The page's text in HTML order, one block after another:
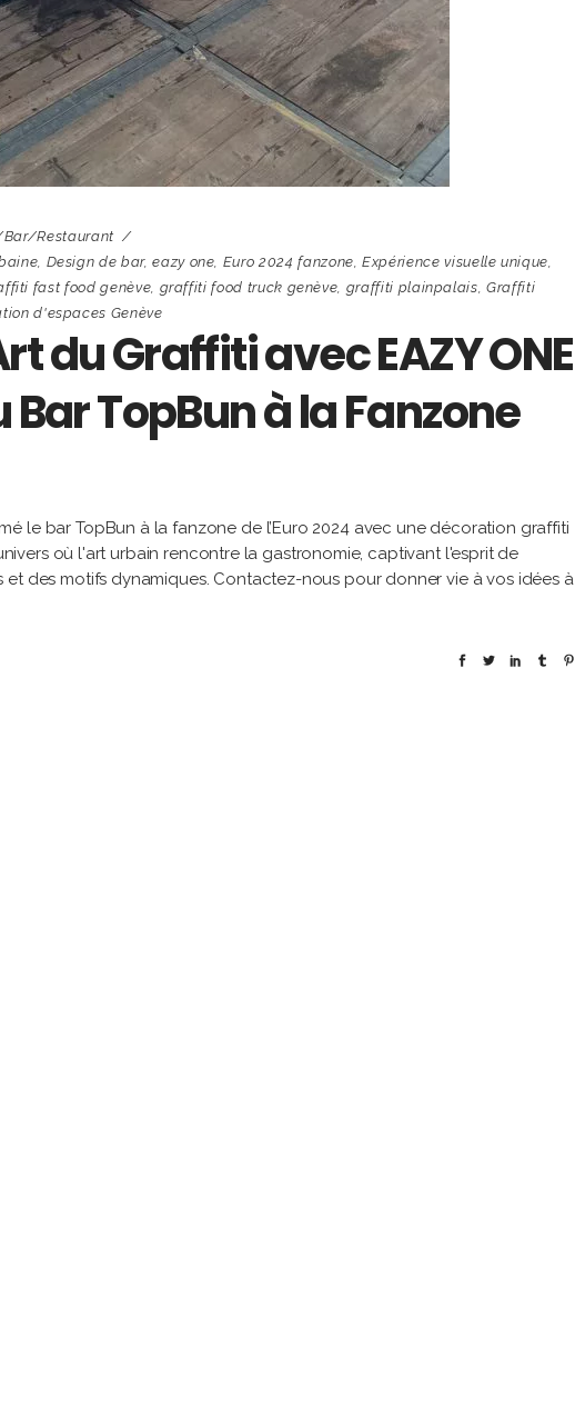
bar/restaurant
, Design de bar,eazy one, Euro 2024 fanzone,Expérience visuelle unique,
fast food genève, graffiti food truck genève, graffiti plainpalais,Graffiti
d'espaces Genève
du Graffiti avec EAZY ONE
TopBun à la Fanzone
le bar TopBun à la fanzone de l’Euro 2024 avec une décoration graffiti
où l'art urbain rencontre la gastronomie, captivant l'esprit de
des motifs dynamiques. Contactez-nous pour donner vie à vos idées à